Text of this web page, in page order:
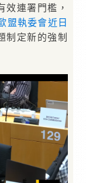
效連署門檻，
盟執委會近日
制定新的強制